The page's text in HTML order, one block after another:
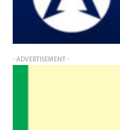
- ADVERTISEMENT -